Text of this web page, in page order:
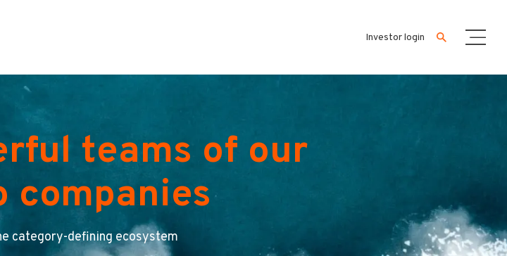
Investor login
teams of our
category-defining ecosystem